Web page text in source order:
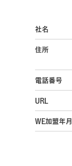
社名
住所
電話番号
URL
WE加盟年月